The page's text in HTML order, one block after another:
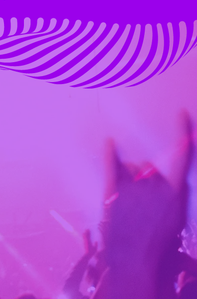
Åboland genomförs
med hjälp av
Pargas Stad
VÄNNER